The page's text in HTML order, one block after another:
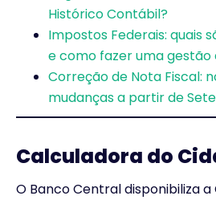
Histórico Contábil?
Impostos Federais: quais
e como fazer uma
Correção de Nota Fiscal:
mudanças a partir de
Calculadora do
O Banco Central disponibiliza